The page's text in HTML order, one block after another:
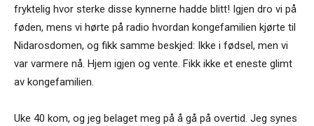
fryktelig hvor sterke disse kynnerne hadde blitt! Igjen dro vi på
føden, mens vi hørte på radio hvordan kongefamilien kjørte til
Nidarosdomen, og fikk samme beskjed: Ikke i fødsel, men vi
var varmere nå. Hjem igjen og vente. Fikk ikke et eneste glimt
av kongefamilien.
Uke 40 kom, og jeg belaget meg på å gå på overtid. Jeg synes